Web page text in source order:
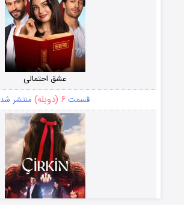
عشق احتمالی
قسمت ۶ (دوبله) منتشر شد